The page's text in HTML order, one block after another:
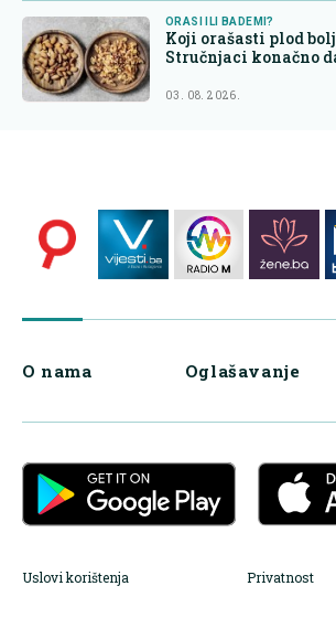
ORASI ILI BADEMI?
Koji orašasti plod
Stručnjaci konačno
03. 08. 2026.
O nama Oglašavanje
Uslovi korištenja Privatnost